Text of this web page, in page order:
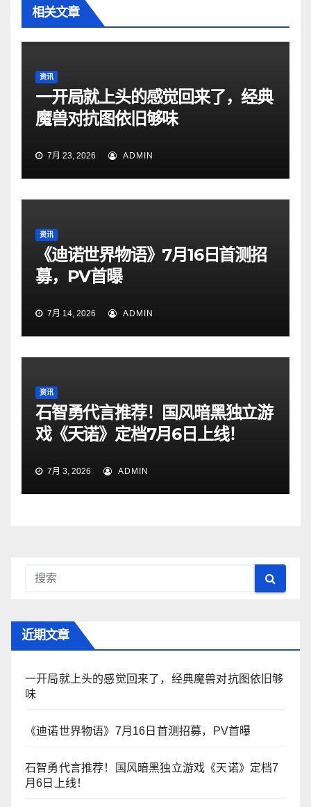
相关文章
资讯
一开局就上头的感觉回来了，经典
魔兽对抗图依旧够味
7月 23, 2026 ADMIN
资讯
《迪诺世界物语》7月16日首测招
募，PV首曝
7月 14, 2026 ADMIN
资讯
石智勇代言推荐！国风暗黑独立游
戏《天诺》定档7月6日上线！
7月 3, 2026 ADMIN
近期文章
一开局就上头的感觉回来了，经典魔兽对抗图依旧够
味
《迪诺世界物语》7月16日首测招募，PV首曝
石智勇代言推荐！国风暗黑独立游戏《天诺》定档7
月6日上线！